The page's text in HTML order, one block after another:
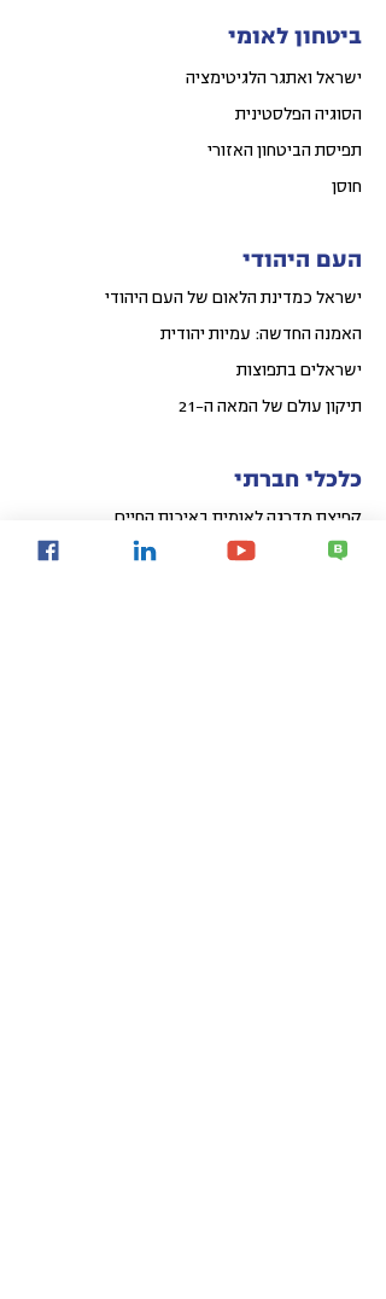
ביטחון לאומי
ישראל ואתגר הלגיטימציה
הסוגיה הפלסטינית
תפיסת הביטחון האזורי
חוסן
העם היהודי
ישראל כמדינת הלאום של העם היהודי
האמנה החדשה: עמיות יהודית
ישראלים בתפוצות
תיקון עולם של המאה ה-21
כלכלי חברתי
קפיצת מדרגה לאומית באיכות החיים
פיתוח אזורי הפריפריה